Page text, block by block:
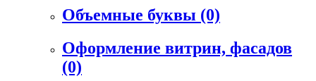
Объемные буквы (0)
Оформление витрин, фасадов
(0)